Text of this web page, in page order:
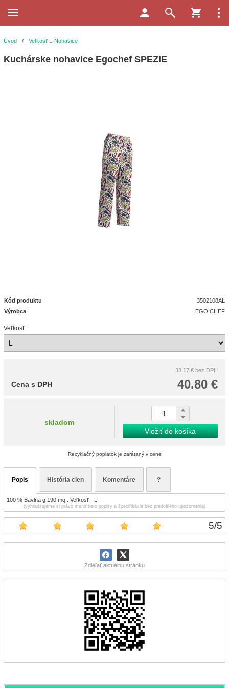
5/5
Zdieľať aktuálnu stránku
Úvod / Veľkosť L-Nohavice
Kuchárske nohavice Egochef SPEZIE
Kód produktu
3502108AL
Výrobca
EGO CHEF
Veľkosť
33.17 € bez DPH
40.80 €
Cena s DPH
skladom
Vložiť do košíka
Recyklačný poplatok je zarátaný v cene
Popis História cien Komentáre ?
100 % Bavlna g 190 mq . Veľkosť - L
(vyhradzujeme si právo meniť tieto popisy a špecifikácie bez predošlého upozornenia)